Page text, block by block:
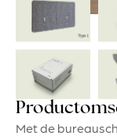
Met de